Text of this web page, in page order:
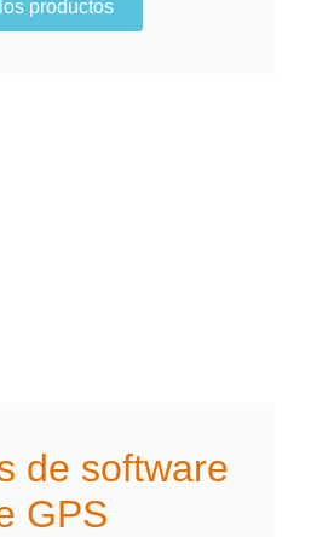
los productos
de software
GPS